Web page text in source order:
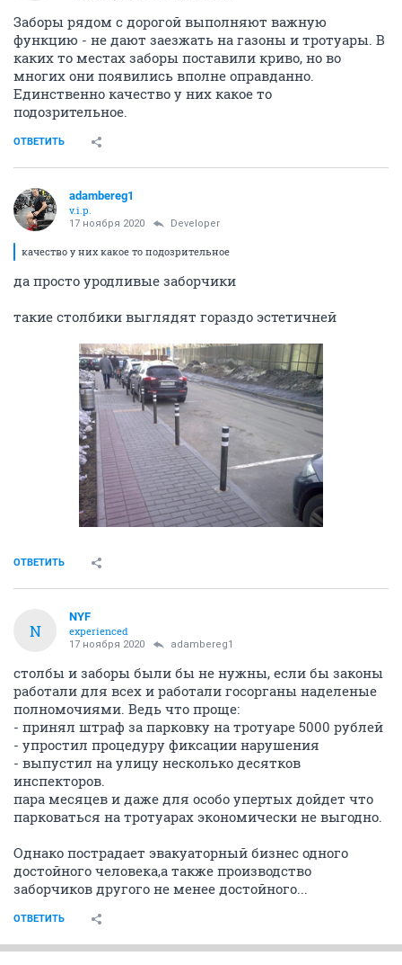
Заборы рядом с дорогой выполняют важную
функцию - не дают заезжать на газоны и тротуары. В
каких то местах заборы поставили криво, но во
многих они появились вполне оправданно.
Единственно качество у них какое то
подозрительное.
ОТВЕТИТЬ
adambereg1
v.i.p.
17 ноября 2020 Developer
качество у них какое то подозрительное
да просто уродливые заборчики
такие столбики выглядят гораздо эстетичней
ОТВЕТИТЬ
N
NYF
experienced
17 ноября 2020 adambereg1
столбы и заборы были бы не нужны, если бы законы
работали для всех и работали госорганы наделеные
полномочиями. Ведь что проще:
- принял штраф за парковку на тротуаре 5000 рублей
- упростил процедуру фиксации нарушения
- выпустил на улицу несколько десятков
инспекторов.
пара месяцев и даже для особо упертых дойдет что
парковаться на тротуарах экономически не выгодно.
Однако пострадает эвакуаторный бизнес одного
достойного человека,а также производство
заборчиков другого не менее достойного...
ОТВЕТИТЬ